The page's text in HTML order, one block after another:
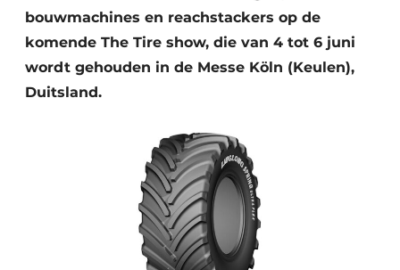
bouwmachines en reachstackers op de
komende The Tire show, die van 4 tot 6 juni
wordt gehouden in de Messe Köln (Keulen),
Duitsland.